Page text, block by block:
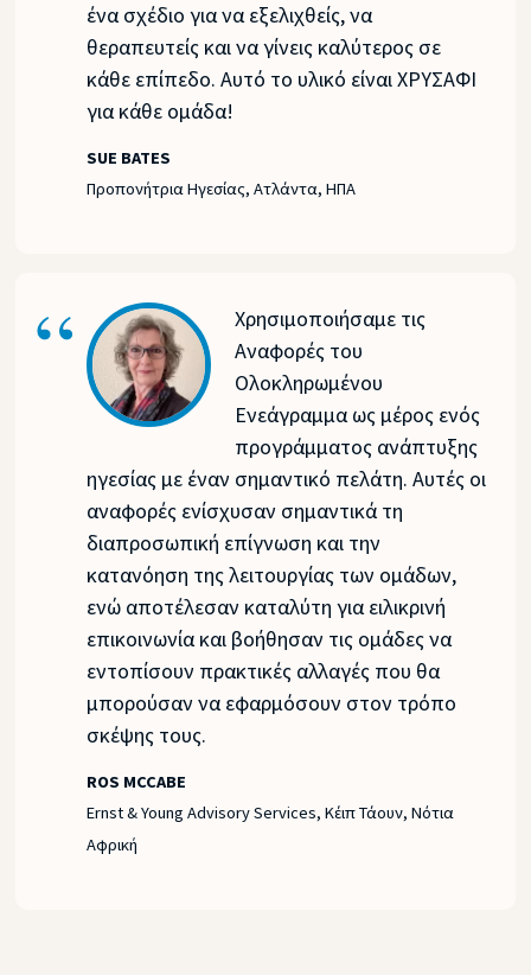
ένα σχέδιο για να εξελιχθείς, να
θεραπευτείς και να γίνεις καλύτερος σε
κάθε επίπεδο. Αυτό το υλικό είναι ΧΡΥΣΑΦΙ
για κάθε ομάδα!
SUE BATES
Προπονήτρια Ηγεσίας, Ατλάντα, ΗΠΑ
Χρησιμοποιήσαμε τις
Αναφορές του
Ολοκληρωμένου
Ενεάγραμμα ως μέρος ενός
προγράμματος ανάπτυξης
ηγεσίας με έναν σημαντικό πελάτη. Αυτές οι
αναφορές ενίσχυσαν σημαντικά τη
διαπροσωπική επίγνωση και την
κατανόηση της λειτουργίας των ομάδων,
ενώ αποτέλεσαν καταλύτη για ειλικρινή
επικοινωνία και βοήθησαν τις ομάδες να
εντοπίσουν πρακτικές αλλαγές που θα
μπορούσαν να εφαρμόσουν στον τρόπο
σκέψης τους.
ROS MCCABE
Ernst & Young Advisory Services, Κέιπ Τάουν, Νότια
Αφρική